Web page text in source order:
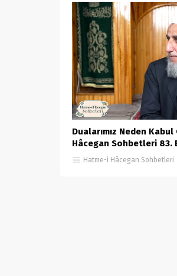
Dualarımız Neden
Hâcegan Sohbetleri 83.
Hatme-i Hâcegan Sohbetleri